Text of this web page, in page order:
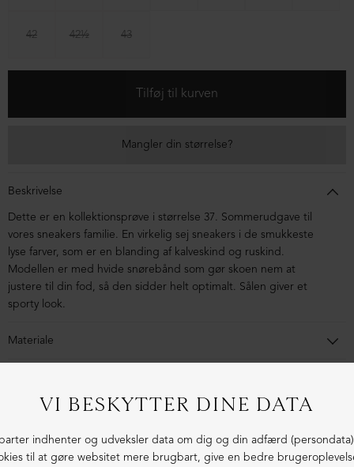
42 42½ 43
Mangler din størrelse?
Beskrivelse
Dette er en kollektionsprøve i størrelse 37. Sommerudgave til
vores sneakers familie. En virkelig sej sneakers i de smukkeste
lyse farver, som er en blanding af kalveskind og ruskind.
Modellen er med hvide snørebånd som gør skoen nem at
justere til din fod, så den sidder helt optimalt. Sålen giver et
sporty look.
Materiale
1-3 dages levering
Fri fragt fra 1.000,- i DK (pakkeshop)